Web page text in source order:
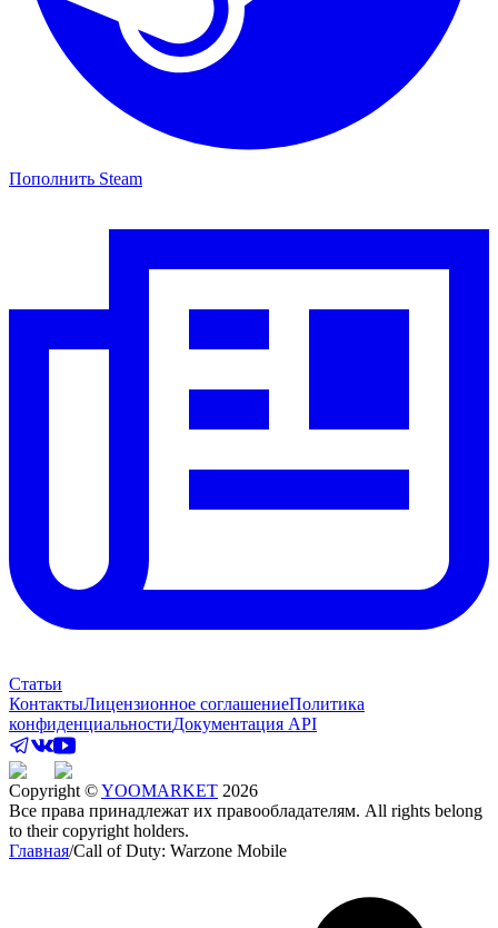
Пополнить Steam
Статьи
КонтактыЛицензионное соглашениеПолитика
конфиденциальностиДокументация API
Copyright ©YOOMARKET 2026
Все права принадлежат их правообладателям. All rights belong
to their copyright holders.
Главная/Call of Duty: Warzone Mobile